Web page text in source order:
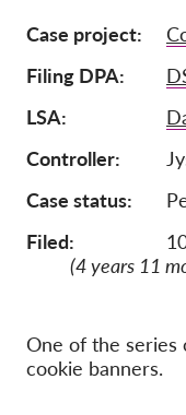
Case project
Filing DPA
LSA
Controller
Case status
Filed:
(4 years 11
One of the series
cookie banners.